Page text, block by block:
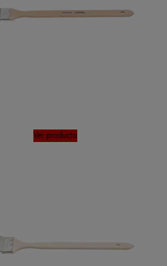
Ver producto